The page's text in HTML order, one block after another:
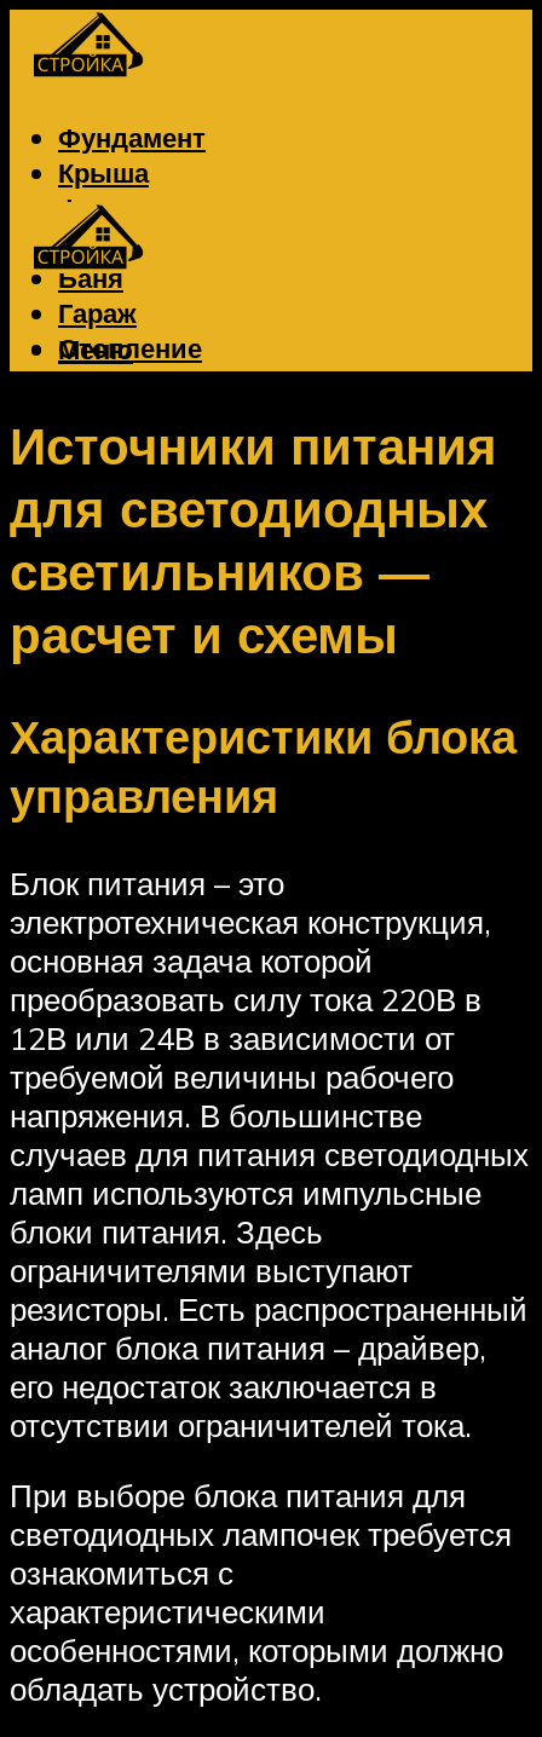
Фундамент
Крыша
Фасад
Забор
Баня
Гараж
Отопление
Вентиляция
Меню
Меню
Источники питания
для светодиодных
светильников —
расчет и схемы
Характеристики блока
управления
Блок питания – это
электротехническая конструкция,
основная задача которой
преобразовать силу тока 220В в
12В или 24В в зависимости от
требуемой величины рабочего
напряжения. В большинстве
случаев для питания светодиодных
ламп используются импульсные
блоки питания. Здесь
ограничителями выступают
резисторы. Есть распространенный
аналог блока питания – драйвер,
его недостаток заключается в
отсутствии ограничителей тока.
При выборе блока питания для
светодиодных лампочек требуется
ознакомиться с
характеристическими
особенностями, которыми должно
обладать устройство.